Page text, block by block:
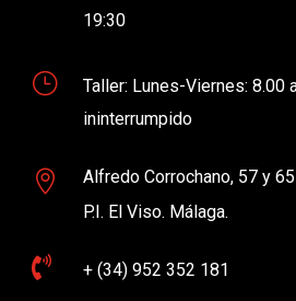
19:30
}
Taller: Lunes-Viernes: 8.00
ininterrumpido

Alfredo Corrochano, 57 y 65
P.I. El Viso. Málaga.
 + (34) 952 352 181